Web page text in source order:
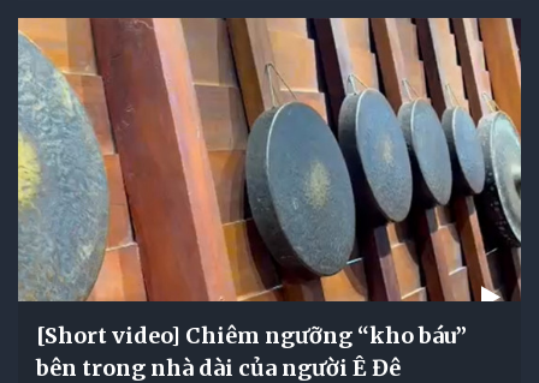
[Short video] Chiêm ngưỡng “kho báu”
bên trong nhà dài của người Ê Đê